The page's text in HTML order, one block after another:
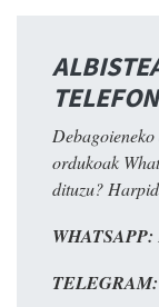
ordukoak
dituzu?
WHATSAPP:
TELEGRAM: